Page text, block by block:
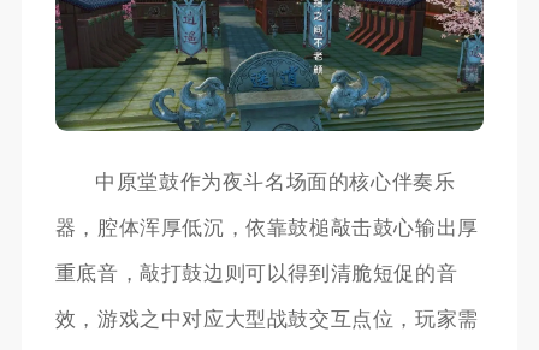
中原堂鼓作为夜斗名场面的核心伴奏乐
器，腔体浑厚低沉，依靠鼓槌敲击鼓心输出厚
重底音，敲打鼓边则可以得到清脆短促的音
效，游戏之中对应大型战鼓交互点位，玩家需